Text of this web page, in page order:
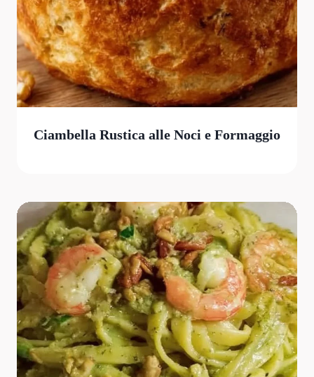
Ciambella Rustica alle Noci e Formaggio